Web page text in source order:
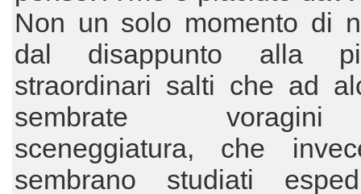
Non un solo momento di
dal disappunto alla
straordinari salti che ad
sembrate
sceneggiatura, che
sembrano studiati